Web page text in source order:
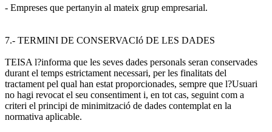
- Empreses que pertanyin al mateix grup empresarial.
7.- TERMINI DE CONSERVACIó DE LES DADES
TEISA l?informa que les seves dades personals seran conservades
durant el temps estrictament necessari, per les finalitats del
tractament pel qual han estat proporcionades, sempre que l?Usuari
no hagi revocat el seu consentiment i, en tot cas, seguint com a
criteri el principi de minimització de dades contemplat en la
normativa aplicable.